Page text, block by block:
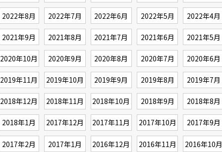
2022年8月 2022年7月 2022年6月 2022年5月 2022年4月
2021年9月 2021年8月 2021年7月 2021年6月 2021年5月
2020年10月 2020年9月 2020年8月 2020年7月 2020年6月
2019年11月 2019年10月 2019年9月 2019年8月 2019年7月
2018年12月 2018年11月 2018年10月 2018年9月 2018年8月
2018年1月 2017年12月 2017年11月 2017年10月 2017年9月
2017年2月 2017年1月 2016年12月 2016年11月 2016年10月